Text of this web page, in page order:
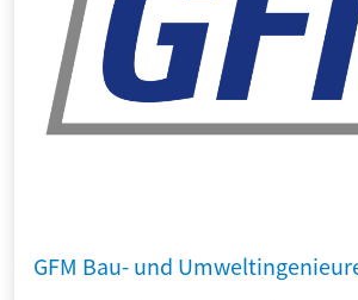
GFM Bau- und